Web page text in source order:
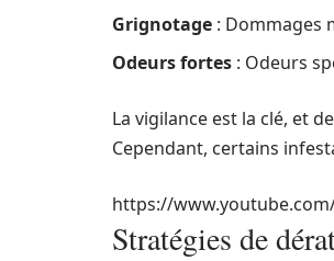
Grignotage : Dommages
Odeurs fortes : Odeurs
La vigilance est la clé, et
Cependant, certains
https://www.youtube.com/
Stratégies de